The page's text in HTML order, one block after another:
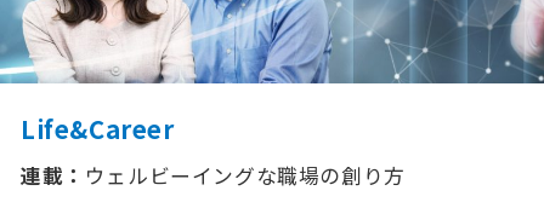
Life&Career
連載： ウェルビーイングな職場の創り方